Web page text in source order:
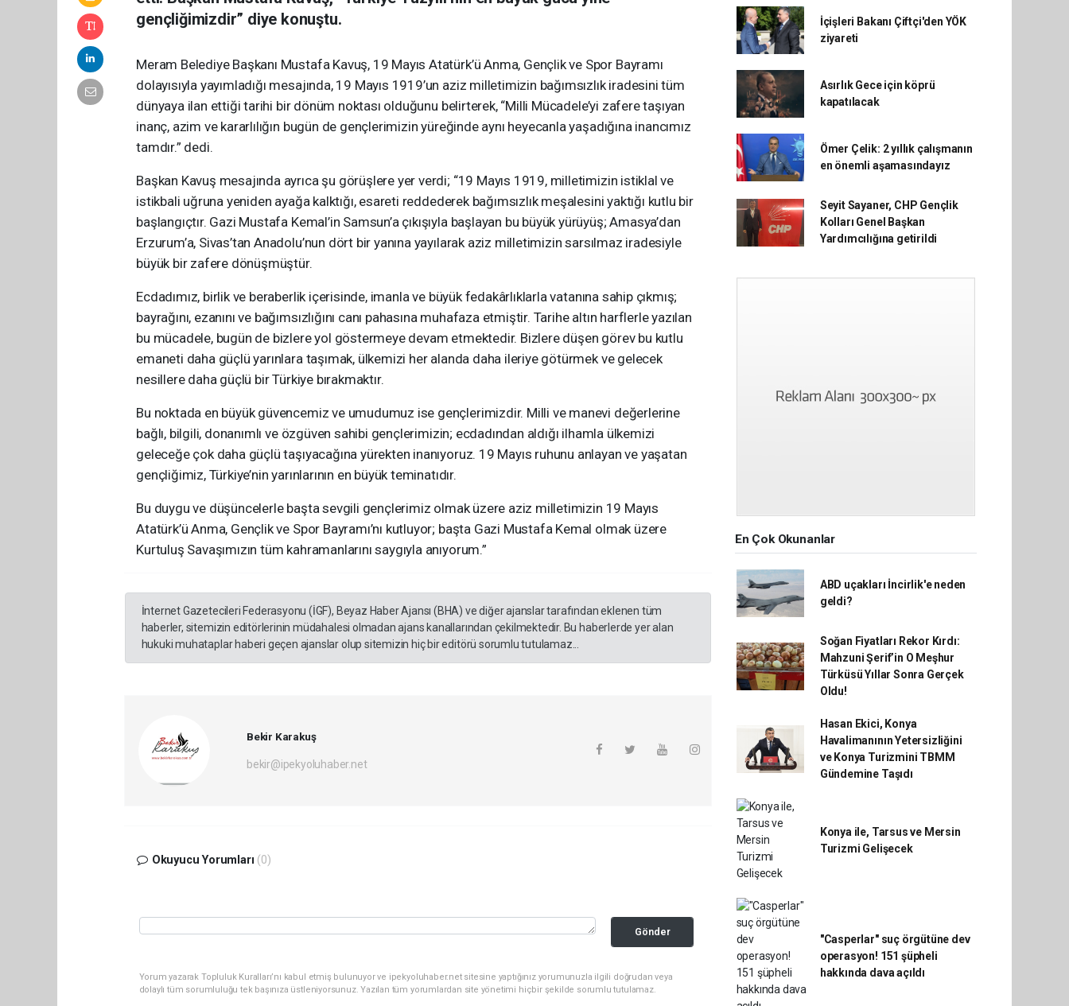
gençliğimizdir” diye konuştu.
Meram Belediye Başkanı Mustafa Kavuş, 19 Mayıs Atatürk’ü Anma, Gençlik ve Spor Bayramı
dolayısıyla yayımladığı mesajında, 19 Mayıs 1919’un aziz milletimizin bağımsızlık iradesini tüm
dünyaya ilan ettiği tarihi bir dönüm noktası olduğunu belirterek, “Milli Mücadele’yi zafere taşıyan
inanç, azim ve kararlılığın bugün de gençlerimizin yüreğinde aynı heyecanla yaşadığına inancımız
tamdır.” dedi.
Başkan Kavuş mesajında ayrıca şu görüşlere yer verdi; “19 Mayıs 1919, milletimizin istiklal ve
istikbali uğruna yeniden ayağa kalktığı, esareti reddederek bağımsızlık meşalesini yaktığı kutlu bir
başlangıçtır. Gazi Mustafa Kemal’in Samsun’a çıkışıyla başlayan bu büyük yürüyüş; Amasya’dan
Erzurum’a, Sivas’tan Anadolu’nun dört bir yanına yayılarak aziz milletimizin sarsılmaz iradesiyle
büyük bir zafere dönüşmüştür.
Ecdadımız, birlik ve beraberlik içerisinde, imanla ve büyük fedakârlıklarla vatanına sahip çıkmış;
bayrağını, ezanını ve bağımsızlığını canı pahasına muhafaza etmiştir. Tarihe altın harflerle yazılan
bu mücadele, bugün de bizlere yol göstermeye devam etmektedir. Bizlere düşen görev bu kutlu
emaneti daha güçlü yarınlara taşımak, ülkemizi her alanda daha ileriye götürmek ve gelecek
nesillere daha güçlü bir Türkiye bırakmaktır.
Bu noktada en büyük güvencemiz ve umudumuz ise gençlerimizdir. Milli ve manevi değerlerine
bağlı, bilgili, donanımlı ve özgüven sahibi gençlerimizin; ecdadından aldığı ilhamla ülkemizi
geleceğe çok daha güçlü taşıyacağına yürekten inanıyoruz. 19 Mayıs ruhunu anlayan ve yaşatan
gençliğimiz, Türkiye’nin yarınlarının en büyük teminatıdır.
Bu duygu ve düşüncelerle başta sevgili gençlerimiz olmak üzere aziz milletimizin 19 Mayıs
Atatürk’ü Anma, Gençlik ve Spor Bayramı’nı kutluyor; başta Gazi Mustafa Kemal olmak üzere
Kurtuluş Savaşımızın tüm kahramanlarını saygıyla anıyorum.”
İnternet Gazetecileri Federasyonu (İGF), Beyaz Haber Ajansı (BHA) ve diğer ajanslar tarafından eklenen tüm
haberler, sitemizin editörlerinin müdahalesi olmadan ajans kanallarından çekilmektedir. Bu haberlerde yer alan
hukuki muhataplar haberi geçen ajanslar olup sitemizin hiç bir editörü sorumlu tutulamaz...
Bekir Karakuş
bekir@ipekyoluhaber.net
Okuyucu Yorumları (0)
Gönder
Yorum yazarak Topluluk Kuralları’nı kabul etmiş bulunuyor ve ipekyoluhaber.net sitesine yaptığınız yorumunuzla ilgili doğrudan veya
dolaylı tüm sorumluluğu tek başınıza üstleniyorsunuz. Yazılan tüm yorumlardan site yönetimi hiçbir şekilde sorumlu tutulamaz.
İçişleri Bakanı Çiftçi'den YÖK
ziyareti
Asırlık Gece için köprü
kapatılacak
Ömer Çelik: 2 yıllık çalışmanın
en önemli aşamasındayız
Seyit Sayaner, CHP Gençlik
Kolları Genel Başkan
Yardımcılığına getirildi
En Çok Okunanlar
ABD uçakları İncirlik'e neden
geldi?
Soğan Fiyatları Rekor Kırdı:
Mahzuni Şerif’in O Meşhur
Türküsü Yıllar Sonra Gerçek
Oldu!
Hasan Ekici, Konya
Havalimanının Yetersizliğini
ve Konya Turizmini TBMM
Gündemine Taşıdı
Konya ile, Tarsus ve Mersin
Turizmi Gelişecek
"Casperlar" suç örgütüne dev
operasyon! 151 şüpheli
hakkında dava açıldı